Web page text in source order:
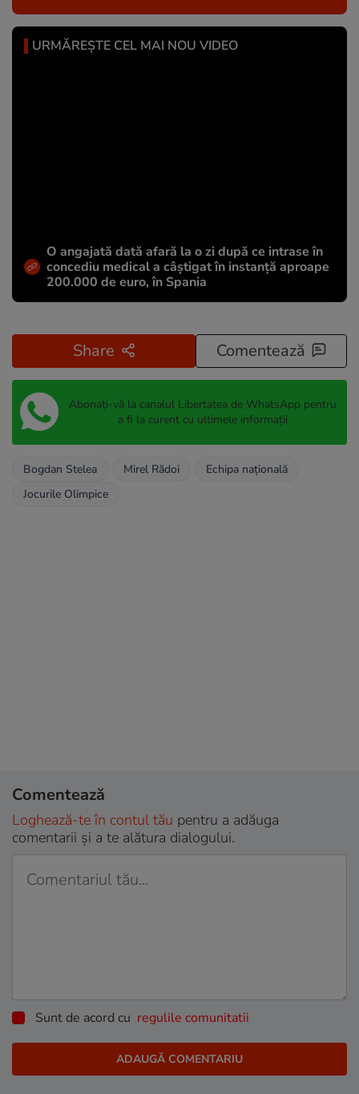
URMĂREȘTE CEL MAI NOU VIDEO
O angajată dată afară la o zi după ce intrase în
concediu medical a câștigat în instanță aproape
200.000 de euro, în Spania
Share Comentează
Abonați-vă la canalul Libertatea de WhatsApp pentru
a fi la curent cu ultimele informații
Bogdan Stelea Mirel Rădoi
Echipa națională
Jocurile Olimpice
Comentează
Loghează-te în contul tău pentru a adăuga
comentarii și a te alătura dialogului.
Sunt de acord cu regulile comunitatii